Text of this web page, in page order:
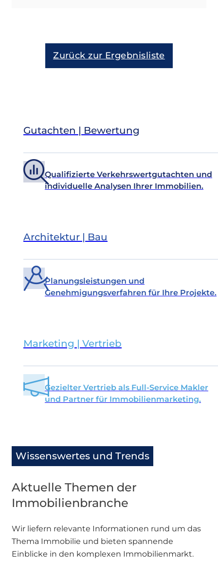
Zurück zur Ergebnisliste
Gutachten | Bewertung
Qualifizierte Verkehrswertgutachten und
individuelle Analysen Ihrer Immobilien.
Architektur | Bau
Planungsleistungen und
Genehmigungsverfahren für Ihre Projekte.
Marketing | Vertrieb
Gezielter Vertrieb als Full-Service Makler
und Partner für Immobilienmarketing.
Wissenswertes und Trends
Aktuelle Themen der
Immobilienbranche
Wir liefern relevante Informationen rund um das
Thema Immobilie und bieten spannende
Einblicke in den komplexen Immobilienmarkt.